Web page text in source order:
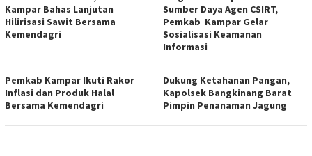
Kampar Bahas Lanjutan
Hilirisasi Sawit Bersama
Kemendagri
Sumber Daya Agen CSIRT,
Pemkab Kampar Gelar
Sosialisasi Keamanan
Informasi
Pemkab Kampar Ikuti Rakor
Inflasi dan Produk Halal
Bersama Kemendagri
Dukung Ketahanan Pangan,
Kapolsek Bangkinang Barat
Pimpin Penanaman Jagung